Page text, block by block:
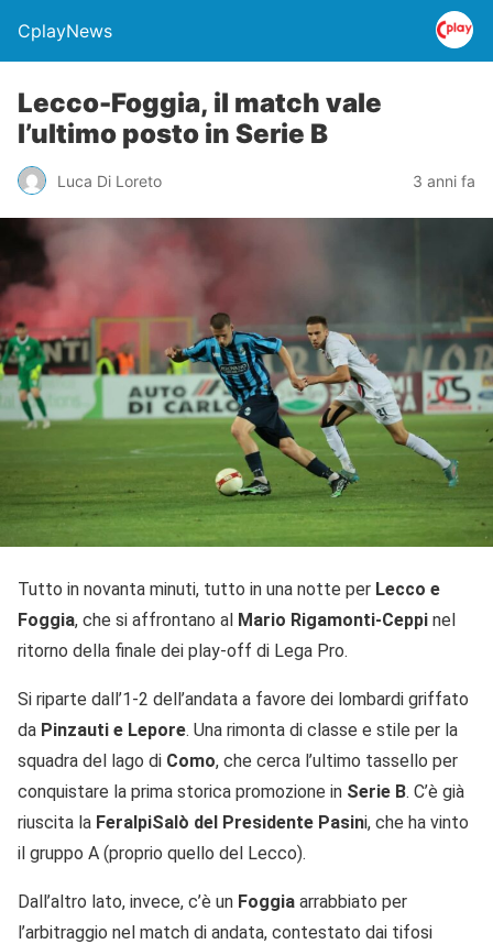
CplayNews
Lecco-Foggia, il match vale
l’ultimo posto in Serie B
Luca Di Loreto 3 anni fa
Tutto in novanta minuti, tutto in una notte per Lecco e
Foggia, che si affrontano al Mario Rigamonti-Ceppi nel
ritorno della finale dei play-off di Lega Pro.
Si riparte dall’1-2 dell’andata a favore dei lombardi griffato
da Pinzauti e Lepore. Una rimonta di classe e stile per la
squadra del lago di Como, che cerca l’ultimo tassello per
conquistare la prima storica promozione in Serie B. C’è già
riuscita la FeralpiSalò del Presidente Pasini, che ha vinto
il gruppo A (proprio quello del Lecco).
Dall’altro lato, invece, c’è un Foggia arrabbiato per
l’arbitraggio nel match di andata, contestato dai tifosi